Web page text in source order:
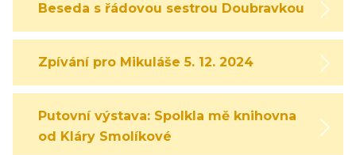
Beseda s řádovou sestrou Doubravkou
Zpívání pro Mikuláše 5. 12. 2024
Putovní výstava: Spolkla mě knihovna
od Kláry Smolíkové